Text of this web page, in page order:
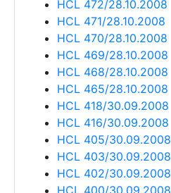
HCL 472/28.10.2008
HCL 471/28.10.2008
HCL 470/28.10.2008
HCL 469/28.10.2008
HCL 468/28.10.2008
HCL 465/28.10.2008
HCL 418/30.09.2008
HCL 416/30.09.2008
HCL 405/30.09.2008
HCL 403/30.09.2008
HCL 402/30.09.2008